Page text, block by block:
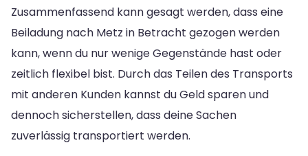
Zusammenfassend kann gesagt werden, dass eine
Beiladung nach Metz in Betracht gezogen werden
kann, wenn du nur wenige Gegenstände hast oder
zeitlich flexibel bist. Durch das Teilen des Transports
mit anderen Kunden kannst du Geld sparen und
dennoch sicherstellen, dass deine Sachen
zuverlässig transportiert werden.